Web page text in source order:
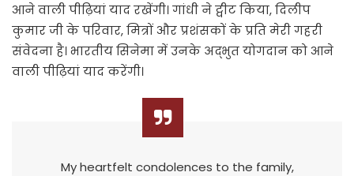
आने वाली पीढ़ियां याद रखेंगी। गांधी ने ट्वीट किया, दिलीप
कुमार जी के परिवार, मित्रों और प्रशंसकों के प्रति मेरी गहरी
संवेदना है। भारतीय सिनेमा में उनके अद्भुत योगदान को आने
वाली पीढ़ियां याद करेंगी।
My heartfelt condolences to the family,